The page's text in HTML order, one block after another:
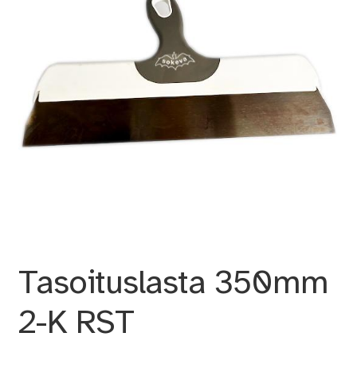
Tasoituslasta 350mm
2-K RST